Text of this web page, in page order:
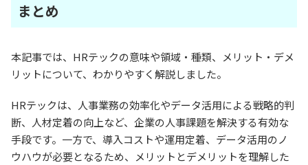
まとめ
本記事では、HRテックの意味や領域・種類、メリット・デメ
リットについて、わかりやすく解説しました。
HRテックは、人事業務の効率化やデータ活用による戦略的判
断、人材定着の向上など、企業の人事課題を解決する有効な
手段です。一方で、導入コストや運用定着、データ活用のノ
ウハウが必要となるため、メリットとデメリットを理解した